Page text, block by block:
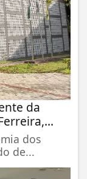
da
dos
de...